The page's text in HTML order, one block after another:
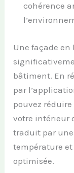
cohérence
Une façade en
bâtiment. En
par
pouvez
votre intérieur
traduit par
température
optimisée.